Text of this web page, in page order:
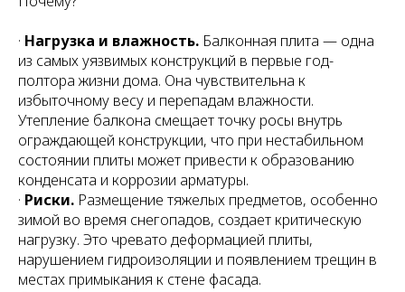
· Нагрузка и влажность. Балконная плита — одна
из самых уязвимых конструкций в первые год-
полтора жизни дома. Она чувствительна к
избыточному весу и перепадам влажности.
Утепление балкона смещает точку росы внутрь
ограждающей конструкции, что при нестабильном
состоянии плиты может привести к образованию
конденсата и коррозии арматуры.
· Риски. Размещение тяжелых предметов, особенно
зимой во время снегопадов, создает критическую
нагрузку. Это чревато деформацией плиты,
нарушением гидроизоляции и появлением трещин в
местах примыкания к стене фасада.